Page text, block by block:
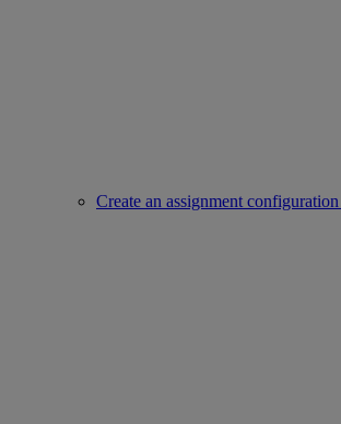
Create an assignment